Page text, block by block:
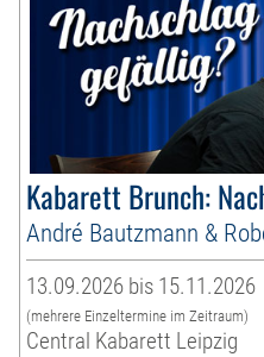
Kabarett Brunch:
André Bautzmann &
13.09.2026 bis 15.11.2026
(mehrere Einzeltermine im Zeitraum)
Central Kabarett Leipzig